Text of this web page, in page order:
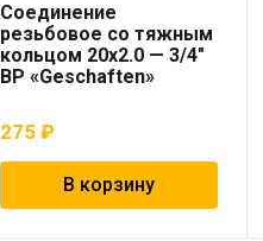
Соединение
резьбовое со тяжным
кольцом 20х2.0 — 3/4″
ВР «Geschaften»
275 ₽
В корзину